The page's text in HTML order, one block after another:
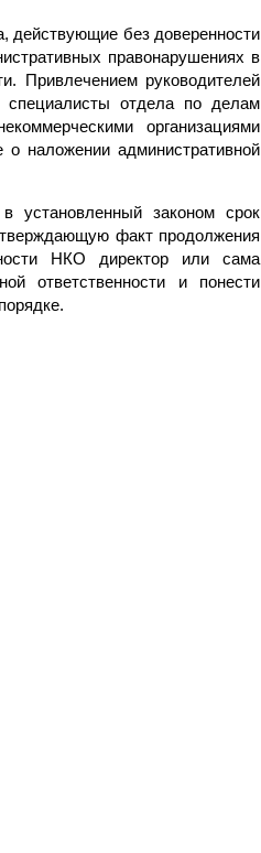
действующие без доверенности
правонарушениях в
Привлечением руководителей
специалисты отдела по делам
организациями
наложении административной
установленный законом срок
факт продолжения
НКО директор или сама
ответственности и понести